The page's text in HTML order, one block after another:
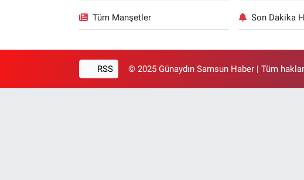
Tüm Manşetler Son Dakika
RSS © 2025 Günaydın Samsun Haber | Tüm